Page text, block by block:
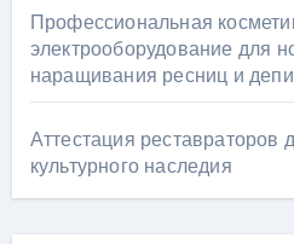
Профессиональная
электрооборудование для
наращивания ресниц и
Аттестация реставраторов
культурного наследия